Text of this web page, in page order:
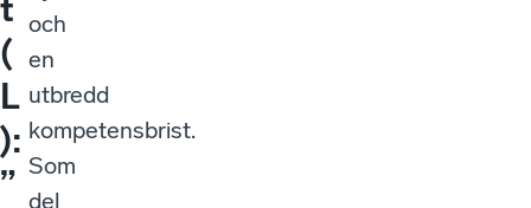
t
(
L
):
”
och
en
utbredd
kompetensbrist.
Som
del